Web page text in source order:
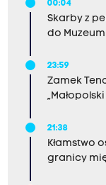
00:04
Skarby z
do
23:59
Zamek
21:38
Kłamstwo
granicy